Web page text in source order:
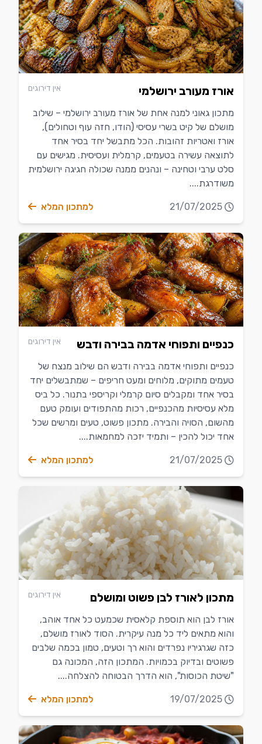
אורז מעורב ירושלמי אין דירוגים
מתכון גאוני למנה אחת של אורז מעורב ירושלמי – שילוב
מושלם של קיט בשרי עסיסי (הודו, חזה עוף וטחולים),
אורז ואטריות זהובות. הכל מתבשל יחד בסיר אחד
לתוצאה עשירה בטעמים, קרמלית ועסיסית. מגישים עם
סלט ערבי וטחינה – ונהנים ממנה שכולה חגיגה ירושלמית
משודרגת....
21/07/2025 למתכון המלא
כנפיים ותפוחי אדמה בבירה ודבש אין דירוגים
כנפיים ותפוחי אדמה בבירה ודבש הם שילוב מנצח של
טעמים מתוקים, מלוחים ומעט חריפים – שמתבשלים יחד
בסיר אחד ומקבלים סיום קרמלי וקריספי בתנור. כל ביס
מלא עסיסיות מהכנפיים, רכות מהתפודים ועומק טעם
מהשום, הסויה והבירה. מתכון פשוט, טעים ומרשים שכל
אחד יכול להכין – ותמיד יזכה למחמאות....
21/07/2025 למתכון המלא
מתכון לאורז לבן פשוט ומושלם אין דירוגים
אורז לבן הוא תוספת קלאסית שכמעט כל אחד אוהב,
והוא מתאים ליד כל מנה עיקרית. הסוד לאורז מושלם,
כזה שגרגיריו נפרדים והוא רך וטעים, טמון בכמה שלבים
פשוטים ובדיוק בכמויות. המתכון הזה, המכונה גם
"שיטת הכוסות", הוא הדרך הבטוחה להצלחה....
19/07/2025 למתכון המלא